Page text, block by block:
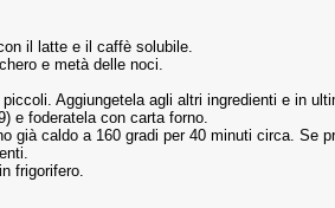
il latte e il caffè solubile.
e metà delle noci.
Aggiungetela agli altri ingredienti e in
e foderatela con carta forno.
già caldo a 160 gradi per 40 minuti circa. Se
frigorifero.